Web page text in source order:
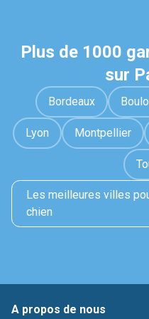
Plus de 1000
sur
Bordeaux
Lyon Montpellier
Les meilleures villes
chien
A propos de nous